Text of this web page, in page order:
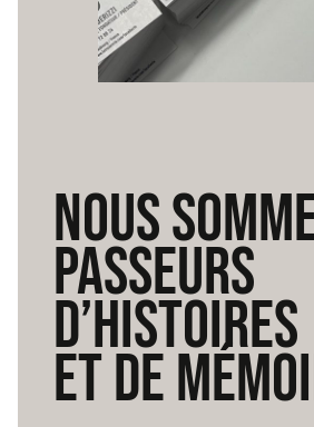
NOUS
PASSEURS
D’HISTOIRES
ET DE